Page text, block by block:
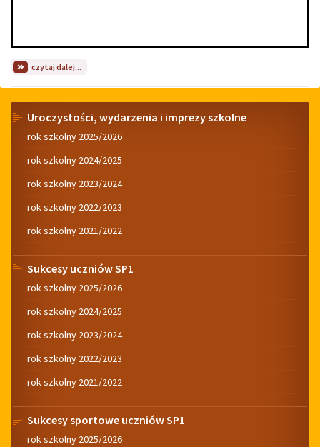
czytaj dalej...
Udział
woluntariuszy
z
SP1
w
zbiórce
Menu
Uroczystości, wydarzenia i imprezy szkolne
rok szkolny 2025/2026
rok szkolny 2024/2025
rok szkolny 2023/2024
rok szkolny 2022/2023
rok szkolny 2021/2022
Sukcesy uczniów SP1
rok szkolny 2025/2026
rok szkolny 2024/2025
rok szkolny 2023/2024
rok szkolny 2022/2023
rok szkolny 2021/2022
Sukcesy sportowe uczniów SP1
rok szkolny 2025/2026